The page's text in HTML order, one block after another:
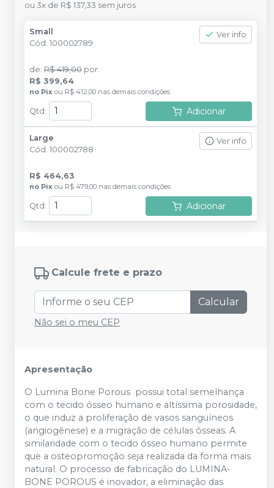
ou 3x de R$ 137,33 sem juros
Small
Cód. 100002789
Ver info
de: R$ 419,00 por:
R$ 399,64
no Pix ou R$ 412,00 nas demais condições
Qtd : Adicionar
Large
Cód. 100002788
Ver info
R$ 464,63
no Pix ou R$ 479,00 nas demais condições
Qtd : Adicionar
Calcule frete e prazo
Calcular
Não sei o meu CEP
Apresentação
O Lumina Bone Porous possui total semelhança
com o tecido ósseo humano e altíssima porosidade,
o que induz a proliferação de vasos sanguíneos
(angiogênese) e a migração de células ósseas. A
similaridade com o tecido ósseo humano permite
que a osteopromoção seja realizada da forma mais
natural. O processo de fabricação do LUMINA-
BONE POROUS é inovador, a eliminação das